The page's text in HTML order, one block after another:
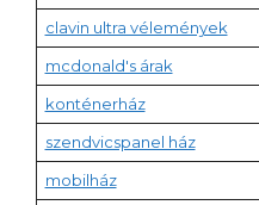
clavin ultra vélemények
mcdonald's árak
konténerház
szendvicspanel ház
mobilház